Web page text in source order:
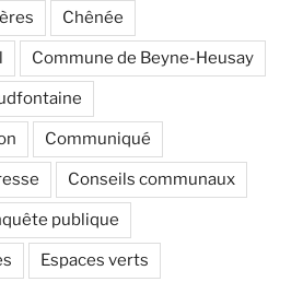
Chênée
Commune de Beyne-Heusay
Communiqué
Conseils communaux
publique
Espaces verts